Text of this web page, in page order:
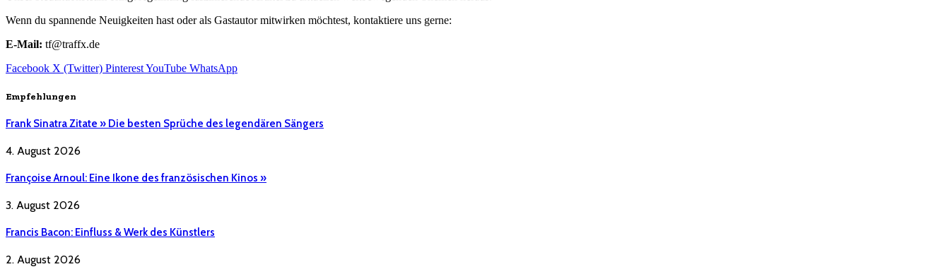
Wenn du spannende Neuigkeiten hast oder als Gastautor mitwirken möchtest, kontaktiere uns gerne:
E-Mail: tf@traffx.de
Facebook X (Twitter) PinterestYouTube WhatsApp
Empfehlungen
Frank Sinatra Zitate » Die besten Sprüche des legendären Sängers
4. August 2026
Françoise Arnoul: Eine Ikone des französischen Kinos »
3. August 2026
Francis Bacon: Einfluss & Werk des Künstlers
2. August 2026